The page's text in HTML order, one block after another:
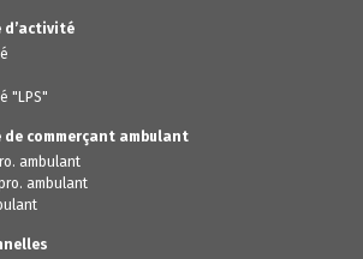
d’activité
"LPS"
commerçant ambulant
ambulant
ambulant